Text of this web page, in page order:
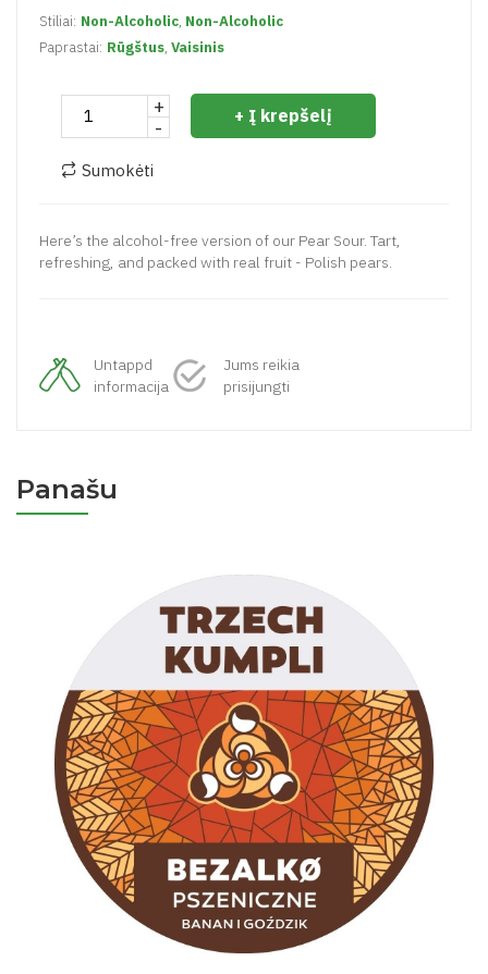
Stiliai: Non-Alcoholic, Non-Alcoholic
Paprastai: Rūgštus, Vaisinis
+
-
+ Į krepšelį
Sumokėti
Here’s the alcohol-free version of our Pear Sour. Tart,
refreshing, and packed with real fruit - Polish pears.
Untappd
informacija
Jums reikia
prisijungti
Panašu